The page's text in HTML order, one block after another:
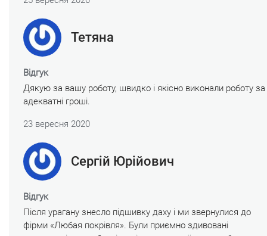
Тетяна
Відгук
Дякую за вашу роботу, швидко і якісно виконали роботу за
адекватні гроші.
23 вересня 2020
Сергій Юрійович
Відгук
Після урагану знесло підшивку даху і ми звернулися до
фірми «Любая покрівля». Були приємно здивовані